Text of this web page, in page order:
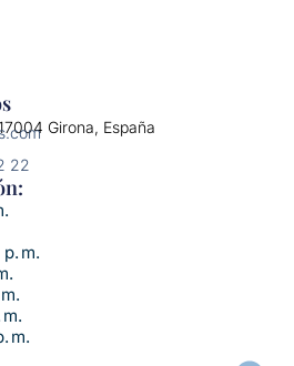
Girona, España
22
m.
m.